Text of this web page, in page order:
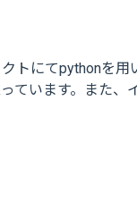
トにてpythonを
ています。また、